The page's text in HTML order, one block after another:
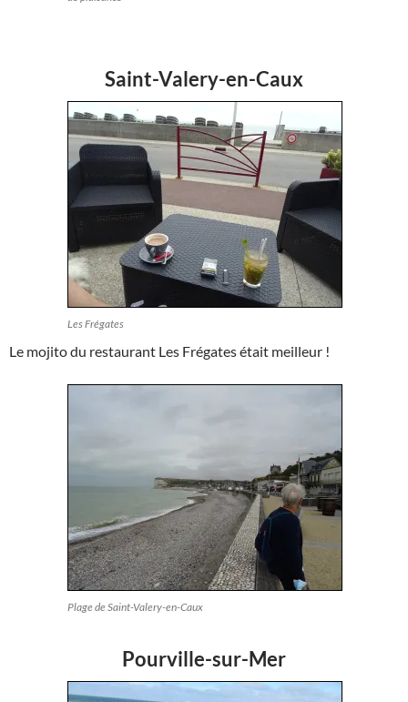
Saint-Valery-en-Caux
Les Frégates
Le mojito du restaurant Les Frégates était meilleur !
Plage de Saint-Valery-en-Caux
Pourville-sur-Mer